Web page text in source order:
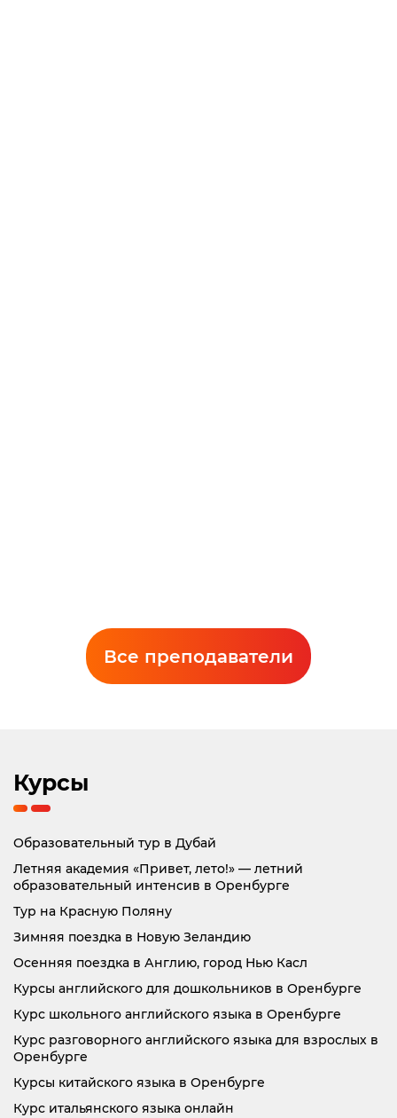
Попович Екатерина Валерьевна
Преподаватель английского языка
Все преподаватели
Курсы
Образовательный тур в Дубай
Летняя академия «Привет, лето!» — летний
образовательный интенсив в Оренбурге
Тур на Красную Поляну
Зимняя поездка в Новую Зеландию
Осенняя поездка в Англию, город Нью Касл
Курсы английского для дошкольников в Оренбурге
Курс школьного английского языка в Оренбурге
Курс разговорного английского языка для взрослых в
Оренбурге
Курсы китайского языка в Оренбурге
Курс итальянского языка онлайн